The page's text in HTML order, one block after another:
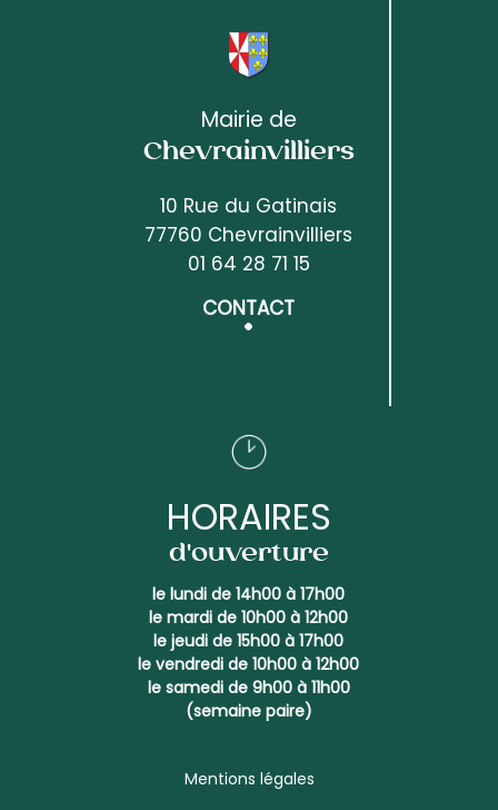
Mairie de
Chevrainvilliers
10 Rue du Gatinais
77760 Chevrainvilliers
01 64 28 71 15
CONTACT
HORAIRES
d'ouverture
le lundi de 14h00 à 17h00
le mardi de 10h00 à 12h00
le jeudi de 15h00 à 17h00
le vendredi de 10h00 à 12h00
le samedi de 9h00 à 11h00
(semaine paire)
Mentions légales